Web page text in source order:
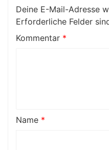
Deine E-Mail-Adresse
Erforderliche Felder
Kommentar *
Name *